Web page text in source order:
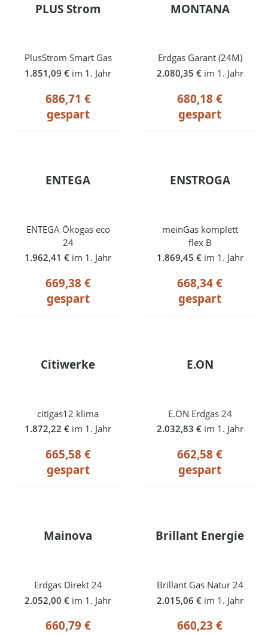
PLUS Strom
PlusStrom Smart Gas
1.851,09 € im 1. Jahr
686,71 €
gespart
MONTANA
Erdgas Garant (24M)
2.080,35 € im 1. Jahr
680,18 €
gespart
ENTEGA
ENTEGA Ökogas eco
24
1.962,41 € im 1. Jahr
669,38 €
gespart
ENSTROGA
meinGas komplett
flex B
1.869,45 € im 1. Jahr
668,34 €
gespart
Citiwerke
citigas12 klima
1.872,22 € im 1. Jahr
665,58 €
gespart
E.ON
E.ON Erdgas 24
2.032,83 € im 1. Jahr
662,58 €
gespart
Mainova
Erdgas Direkt 24
2.052,00 € im 1. Jahr
660,79 €
Brillant Energie
Brillant Gas Natur 24
2.015,06 € im 1. Jahr
660,23 €